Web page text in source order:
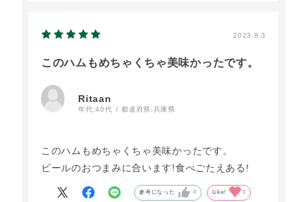
2023.8.3
このハムもめちゃくちゃ美味かったです。
Ritaan
年代:40代 都道府県:兵庫県
このハムもめちゃくちゃ美味かったです。
ビールのおつまみに合います!食べごたえある!
参考になった 0 Like! 0